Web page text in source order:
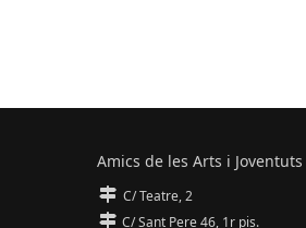
Amics de les Arts i
C/ Teatre, 2
C/ Sant Pere 46, 1r pis.